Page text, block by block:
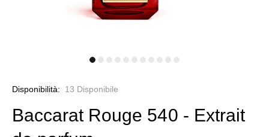
Disponibilità: 13 Disponibile
Baccarat Rouge 540 - Extrait